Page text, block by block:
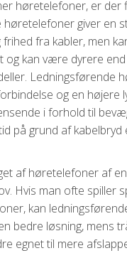
høretelefoner, er der
høretelefoner giver en
fra kabler, men
og kan være dyrere end
Ledningsførende
og en højere
i forhold til
på grund af kabelbryd
af høretelefoner af
Hvis man ofte spiller
kan
bedre løsning, mens
egnet til mere